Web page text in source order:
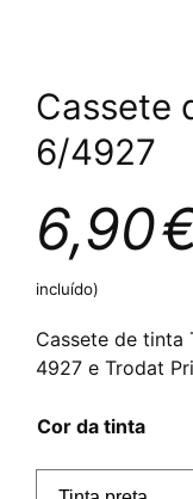
Cassete
6/4927
6,90
incluído)
Cassete de
4927 e Trodat
Cor da tinta